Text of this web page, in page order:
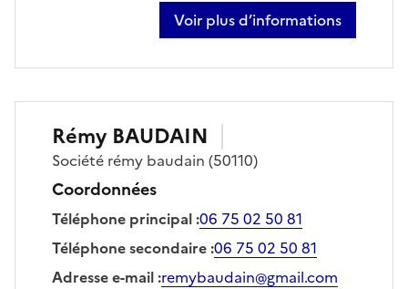
Voir plus d’informations
sur prescilia vassel
Rémy BAUDAIN
Société rémy baudain (50110)
Coordonnées
Téléphone principal:06 75 02 50 81
Téléphone secondaire:06 75 02 50 81
Adresse e-mail:remybaudain@gmail.com